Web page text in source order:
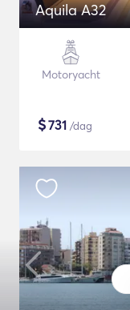
Aquila A32
Motoryacht
$731 /dag